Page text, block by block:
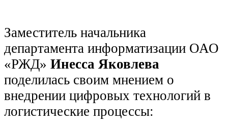
Заместитель начальника
департамента информатизации ОАО
«РЖД» Инесса Яковлева
поделилась своим мнением о
внедрении цифровых технологий в
логистические процессы: